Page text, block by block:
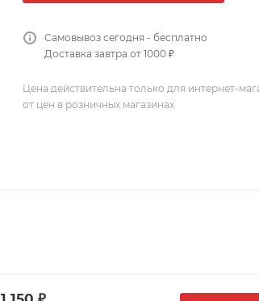
Самовывоз сегодня - бесплатно
Доставка завтра от 1000 ₽
Цена действительна только для интернет-
от цен в розничных магазинах